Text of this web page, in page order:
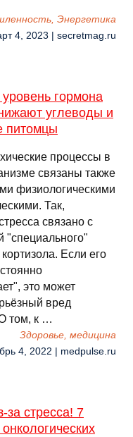
Энергетика
4, 2023 | secretmag.ru
гормона
углеводы и
питомцы
процессы в
связаны также
физиологическими
Так,
связано с
"специального"
Если его
это может
вред
том, к …
Здоровье, медицина
4, 2022 | medpulse.ru
за стресса! 7